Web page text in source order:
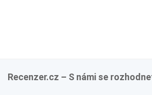
Recenzer.cz – S námi se